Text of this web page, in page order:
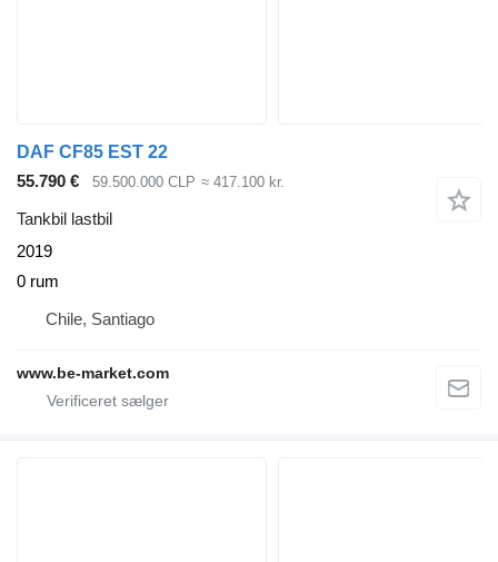
DAF CF85 EST 22
55.790 €
59.500.000 CLP ≈ 417.100 kr.
Tankbil lastbil
2019
0 rum
Chile, Santiago
www.be-market.com